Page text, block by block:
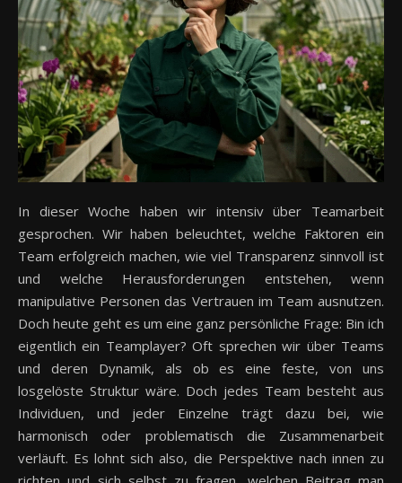
In dieser Woche haben wir intensiv über Teamarbeit
gesprochen. Wir haben beleuchtet, welche Faktoren ein
Team erfolgreich machen, wie viel Transparenz sinnvoll ist
und welche Herausforderungen entstehen, wenn
manipulative Personen das Vertrauen im Team ausnutzen.
Doch heute geht es um eine ganz persönliche Frage: Bin ich
eigentlich ein Teamplayer? Oft sprechen wir über Teams
und deren Dynamik, als ob es eine feste, von uns
losgelöste Struktur wäre. Doch jedes Team besteht aus
Individuen, und jeder Einzelne trägt dazu bei, wie
harmonisch oder problematisch die Zusammenarbeit
verläuft. Es lohnt sich also, die Perspektive nach innen zu